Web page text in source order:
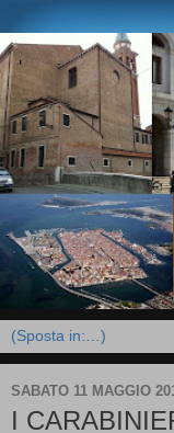
SABATO 11 MAGGIO
I